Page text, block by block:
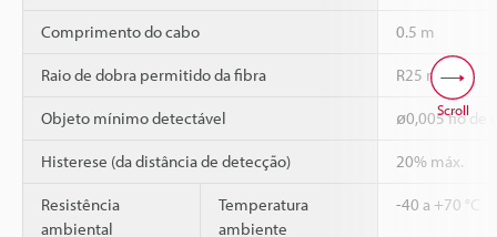
Comprimento do cabo 0.5 m
Raio de dobra permitido da fibra R25 mm
Objeto mínimo detectável ø0,005 fio de
Histerese (da distância de detecção) 20% máx.
Resistência
ambiental
Temperatura
ambiente
-40 a +70 °C
Scroll